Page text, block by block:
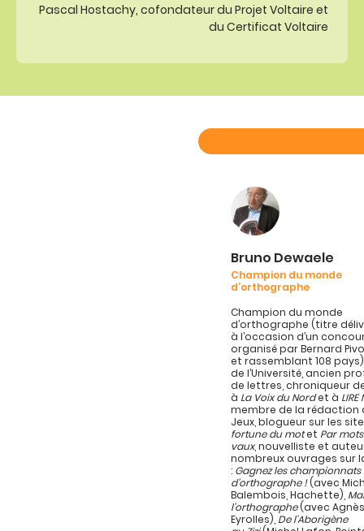
Pascal Hostachy, cofondateur du Projet Voltaire et
du Certificat Voltaire
Bruno Dewaele
Champion du monde
d’orthographe
Champion du monde
d’orthographe (titre
à l’occasion d’un
organisé par Bernard
et rassemblant 108
de l’Université, ancien
de lettres, chroniqueur
à La Voix du Nordet à
membre de la rédaction
Jeux, blogueur sur les
fortune du motet Par
vaux, nouvelliste et
nombreux ouvrages sur
: Gagnez les championnats
d’orthographe !(avec
Balembois, Hachette),
l’orthographe(avec
Eyrolles), De l’Aborigène